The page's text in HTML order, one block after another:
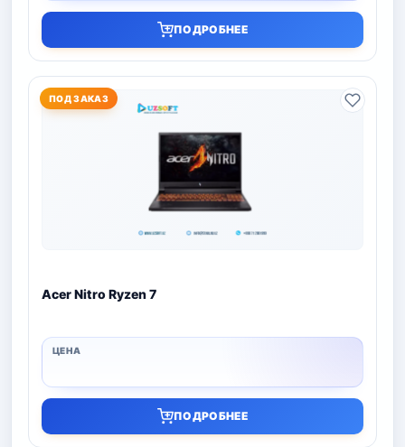
ПОДРОБНЕЕ
ПОД ЗАКАЗ
Acer Nitro Ryzen 7
ПОДРОБНЕЕ